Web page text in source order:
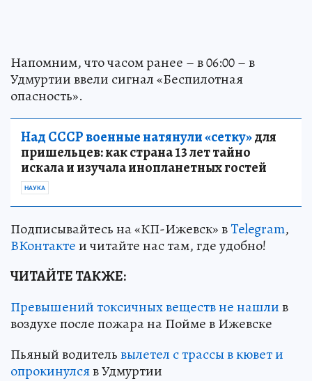
Напомним, что часом ранее – в 06:00 – в
Удмуртии ввели сигнал «Беспилотная
опасность».
Над СССР военные натянули «сетку»для
пришельцев: как страна 13 лет тайно
искала и изучала инопланетных гостей
НАУКА
Подписывайтесь на «КП-Ижевск» вTelegram,
ВКонтактеи читайте нас там, где удобно!
ЧИТАЙТЕ ТАКЖЕ:
Превышений токсичных веществ не нашлив
воздухе после пожара на Пойме в Ижевске
Пьяный водительвылетел с трассы в кювет и
опрокинулсяв Удмуртии